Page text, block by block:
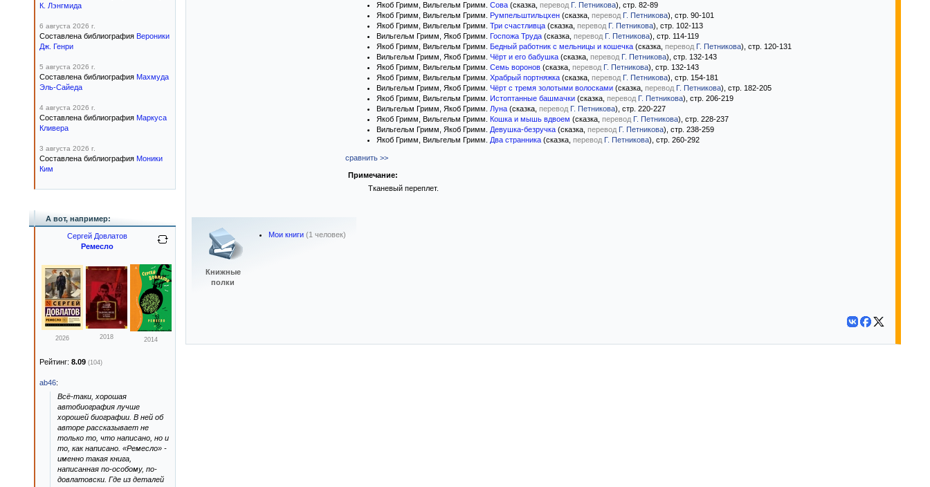
Якоб Гримм, Вильгельм Гримм. Сова (сказка, перевод Г. Петникова), стр. 82-89
Якоб Гримм, Вильгельм Гримм. Румпельштильцхен (сказка, перевод Г. Петникова), стр. 90-101
Якоб Гримм, Вильгельм Гримм. Три счастливца (сказка, перевод Г. Петникова), стр. 102-113
Вильгельм Гримм, Якоб Гримм. Госпожа Труда (сказка, перевод Г. Петникова), стр. 114-119
Якоб Гримм, Вильгельм Гримм. Бедный работник с мельницы и кошечка (сказка, перевод Г. Петникова), стр. 120-131
Вильгельм Гримм, Якоб Гримм. Чёрт и его бабушка (сказка, перевод Г. Петникова), стр. 132-143
Якоб Гримм, Вильгельм Гримм. Семь воронов (сказка, перевод Г. Петникова), стр. 132-143
Якоб Гримм, Вильгельм Гримм. Храбрый портняжка (сказка, перевод Г. Петникова), стр. 154-181
Вильгельм Гримм, Якоб Гримм. Чёрт с тремя золотыми волосками (сказка, перевод Г. Петникова), стр. 182-205
Якоб Гримм, Вильгельм Гримм. Истоптанные башмачки (сказка, перевод Г. Петникова), стр. 206-219
Вильгельм Гримм, Якоб Гримм. Луна (сказка, перевод Г. Петникова), стр. 220-227
Якоб Гримм, Вильгельм Гримм. Кошка и мышь вдвоем (сказка, перевод Г. Петникова), стр. 228-237
Вильгельм Гримм, Якоб Гримм. Девушка-безручка (сказка, перевод Г. Петникова), стр. 238-259
Якоб Гримм, Вильгельм Гримм. Два странника (сказка, перевод Г. Петникова), стр. 260-292
сравнить >>
Примечание:
Тканевый переплет.
Книжные
полки
Мои книги (1 человек)
К. Лэнгмида
6 августа 2026 г.
Составлена библиография Вероники
Дж. Генри
5 августа 2026 г.
Составлена библиография Махмуда
Эль-Сайеда
4 августа 2026 г.
Составлена библиография Маркуса
Кливера
3 августа 2026 г.
Составлена библиография Моники
Ким
А вот, например:
Сергей Довлатов
Ремесло
2026 2018 2014
Рейтинг: 8.09 (104)
ab46:
Всё-таки, хорошая
автобиография лучше
хорошей биографии. В ней об
авторе рассказывает не
только то, что написано, но и
то, как написано. «Ремесло» -
именно такая книга,
написанная по-особому, по-
довлатовски. Где из деталей